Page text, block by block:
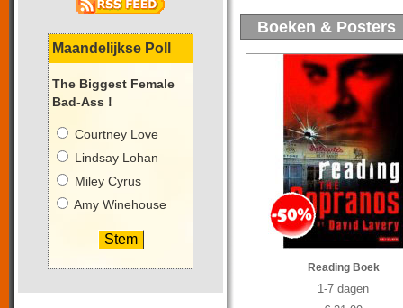
Boeken & Posters
Reading Boek
1-7 dagen
Maandelijkse Poll
The Biggest Female
Bad-Ass !
Courtney Love
Lindsay Lohan
Miley Cyrus
Amy Winehouse